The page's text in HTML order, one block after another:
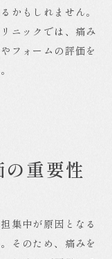
かもしれません。
ニックでは、痛み
フォームの評価を
重要性
集中が原因となる
そのため、痛みを